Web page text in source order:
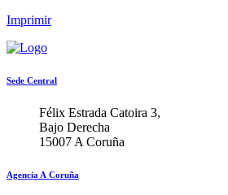
Imprimir
Sede Central
Félix Estrada Catoira 3,
Bajo Derecha
15007 A Coruña
Agencia A Coruña